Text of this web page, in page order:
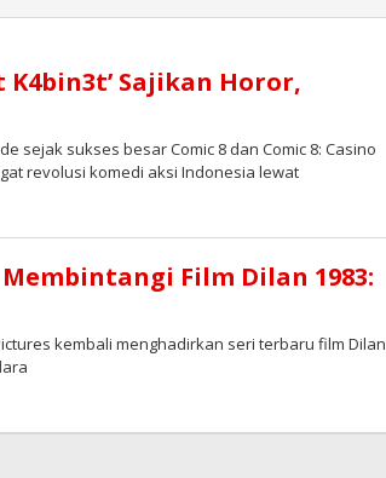
K4bin3t’ Sajikan Horor,
sejak sukses besar Comic 8 dan Comic 8: Casino
revolusi komedi aksi Indonesia lewat
Film Dilan 1983:
kembali menghadirkan seri terbaru film Dilan